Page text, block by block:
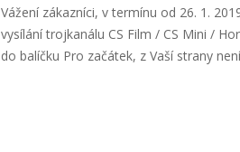
Vážení zákazníci, v termínu od 26. 1.
vysílání trojkanálu CS Film / CS Mini /
do balíčku Pro začátek, z Vaší